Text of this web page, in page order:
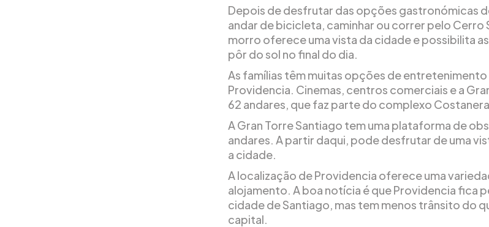
Depois de desfrutar das opções gastronómicas
andar de bicicleta, caminhar ou correr pelo Cerro
morro oferece uma vista da cidade e possibilita
pôr do sol no final do dia.
As famílias têm muitas opções de
Providencia. Cinemas, centros comerciais e a
62 andares, que faz parte do complexo
A Gran Torre Santiago tem uma plataforma de
andares. A partir daqui, pode desfrutar de uma
a cidade.
A localização de Providencia oferece uma
alojamento. A boa notícia é que Providencia fica
cidade de Santiago, mas tem menos trânsito do
capital.